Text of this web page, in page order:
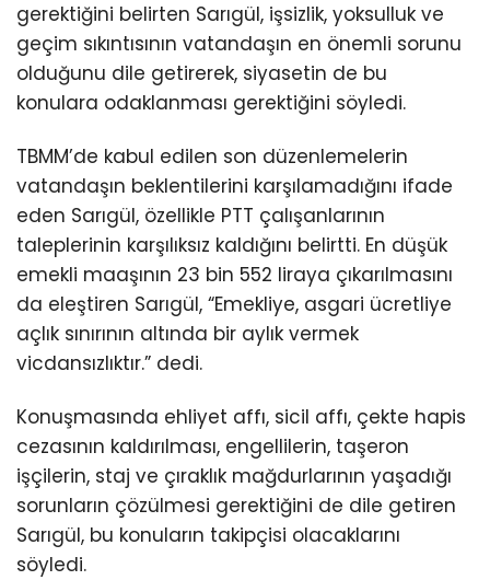
gerektiğini belirten Sarıgül, işsizlik, yoksulluk ve
geçim sıkıntısının vatandaşın en önemli sorunu
olduğunu dile getirerek, siyasetin de bu
konulara odaklanması gerektiğini söyledi.
TBMM’de kabul edilen son düzenlemelerin
vatandaşın beklentilerini karşılamadığını ifade
eden Sarıgül, özellikle PTT çalışanlarının
taleplerinin karşılıksız kaldığını belirtti. En düşük
emekli maaşının 23 bin 552 liraya çıkarılmasını
da eleştiren Sarıgül, “Emekliye, asgari ücretliye
açlık sınırının altında bir aylık vermek
vicdansızlıktır.” dedi.
Konuşmasında ehliyet affı, sicil affı, çekte hapis
cezasının kaldırılması, engellilerin, taşeron
işçilerin, staj ve çıraklık mağdurlarının yaşadığı
sorunların çözülmesi gerektiğini de dile getiren
Sarıgül, bu konuların takipçisi olacaklarını
söyledi.